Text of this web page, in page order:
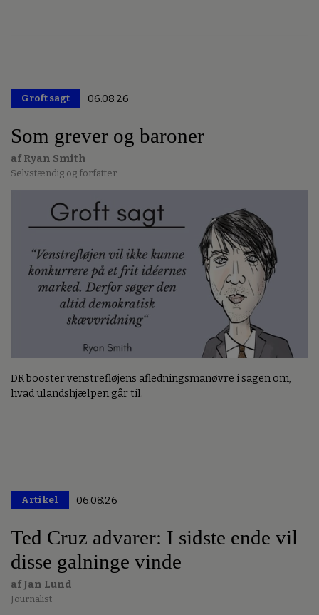
Groft sagt 06.08.26
Som grever og baroner
af Ryan Smith
Selvstændig og forfatter
DR booster venstrefløjens afledningsmanøvre i sagen om,
hvad ulandshjælpen går til.
Artikel 06.08.26
Ted Cruz advarer: I sidste ende vil
disse galninge vinde
af Jan Lund
Journalist